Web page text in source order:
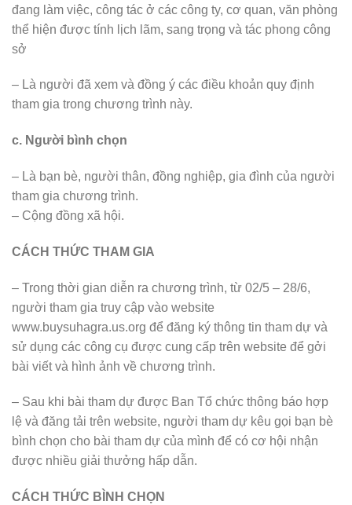
đang làm việc, công tác ở các công ty, cơ quan, văn phòng
thể hiện được tính lịch lãm, sang trọng và tác phong công
sở
– Là người đã xem và đồng ý các điều khoản quy định
tham gia trong chương trình này.
c. Người bình chọn
– Là bạn bè, người thân, đồng nghiệp, gia đình của người
tham gia chương trình.
– Cộng đồng xã hội.
CÁCH THỨC THAM GIA
– Trong thời gian diễn ra chương trình, từ 02/5 – 28/6,
người tham gia truy cập vào website
www.buysuhagra.us.org để đăng ký thông tin tham dự và
sử dụng các công cụ được cung cấp trên website để gởi
bài viết và hình ảnh về chương trình.
– Sau khi bài tham dự được Ban Tổ chức thông báo hợp
lệ và đăng tải trên website, người tham dự kêu gọi bạn bè
bình chọn cho bài tham dự của mình để có cơ hội nhận
được nhiều giải thưởng hấp dẫn.
CÁCH THỨC BÌNH CHỌN